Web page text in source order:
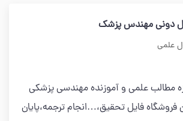
دونی مهندس پزشک
علمی
مطالب علمی و آموزنده مهندسی پزشکی
فروشگاه فایل تحقیق،…انجام ترجمه،پایان